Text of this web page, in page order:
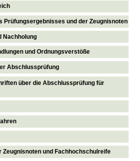
Prüfungsergebnisses und der Zeugnisnoten
Nachholung
und Ordnungsverstöße
Abschlussprüfung
über die Abschlussprüfung für
Zeugnisnoten und Fachhochschulreife